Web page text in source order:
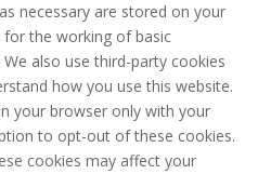
necessary are stored on your
the working of basic
also use third-party cookies
how you use this website.
your browser only with your
to opt-out of these cookies.
cookies may affect your